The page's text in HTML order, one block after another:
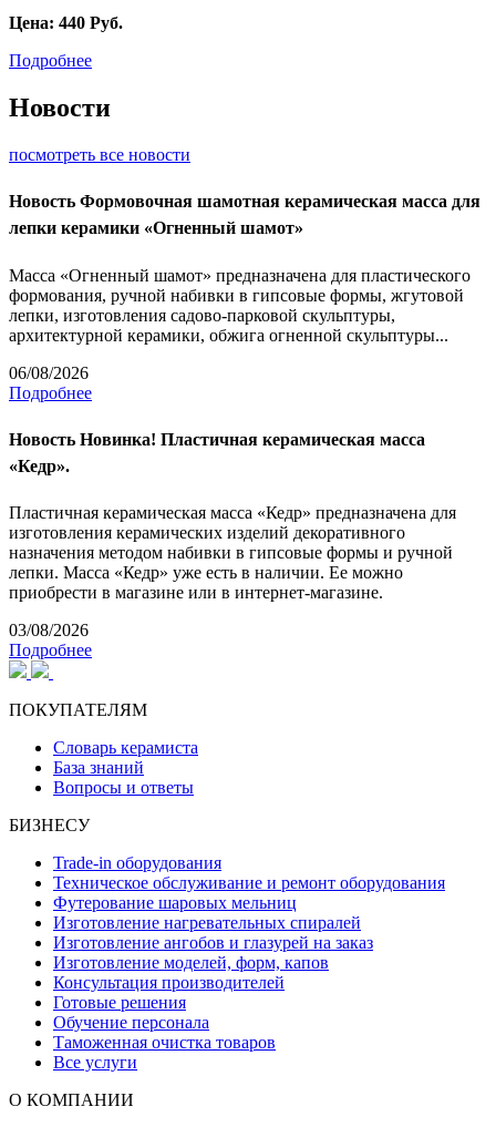
Цена: 440 Руб.
Подробнее
Новости
посмотреть все новости
Новость Формовочная шамотная керамическая масса для
лепки керамики «Огненный шамот»
Масса «Огненный шамот» предназначена для пластического
формования, ручной набивки в гипсовые формы, жгутовой
лепки, изготовления садово-парковой скульптуры,
архитектурной керамики, обжига огненной скульптуры...
06/08/2026
Подробнее
Новость Новинка! Пластичная керамическая масса
«Кедр».
Пластичная керамическая масса «Кедр» предназначена для
изготовления керамических изделий декоративного
назначения методом набивки в гипсовые формы и ручной
лепки. Масса «Кедр» уже есть в наличии. Ее можно
приобрести в магазине или в интернет-магазине.
03/08/2026
Подробнее
ПОКУПАТЕЛЯМ
Словарь керамиста
База знаний
Вопросы и ответы
БИЗНЕСУ
Trade-in оборудования
Техническое обслуживание и ремонт оборудования
Футерование шаровых мельниц
Изготовление нагревательных спиралей
Изготовление ангобов и глазурей на заказ
Изготовление моделей, форм, капов
Консультация производителей
Готовые решения
Обучение персонала
Таможенная очистка товаров
Все услуги
О КОМПАНИИ